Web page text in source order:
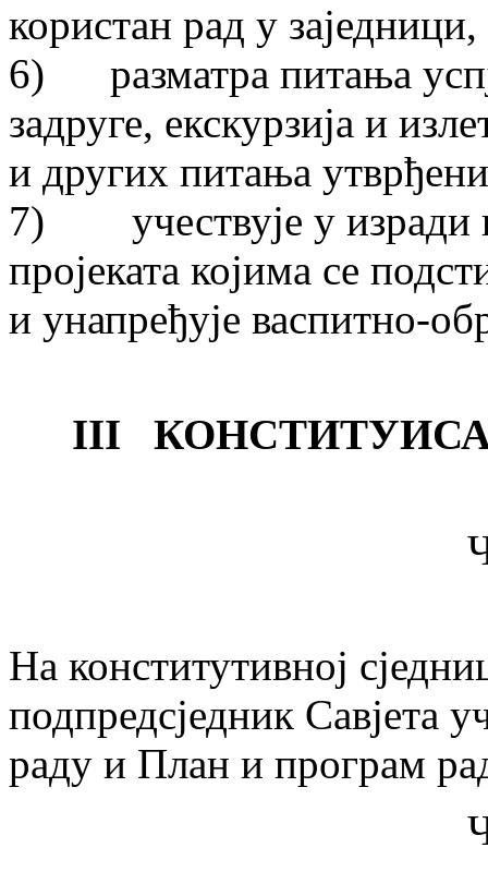
користан рад у заједници,
6) разматра питања
задруге, екскурзија и
и других питања
7) учествује у изради и
пројеката којима се
и унапређује васпитно-
III
На конститутивној
подпредсједник Савјета
раду и План и програм